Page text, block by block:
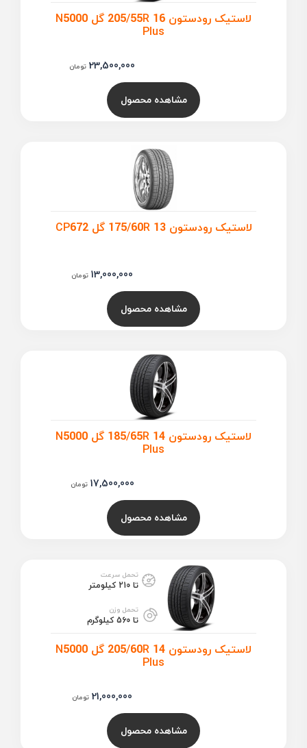
لاستیک رودستون 205/55R 16 گل N5000
Plus
23,500,000 تومان
مشاهده محصول
لاستیک رودستون 175/60R 13 گل CP672
13,000,000 تومان
مشاهده محصول
لاستیک رودستون 185/65R 14 گل N5000
Plus
17,500,000 تومان
مشاهده محصول
تحمل سرعت
تا 210 کیلومتر
تحمل وزن
تا 560 کیلوگرم
لاستیک رودستون 205/60R 14 گل N5000
Plus
21,000,000 تومان
مشاهده محصول